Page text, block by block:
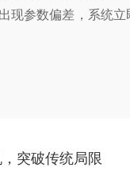
现参数偏差，系统
突破传统局限